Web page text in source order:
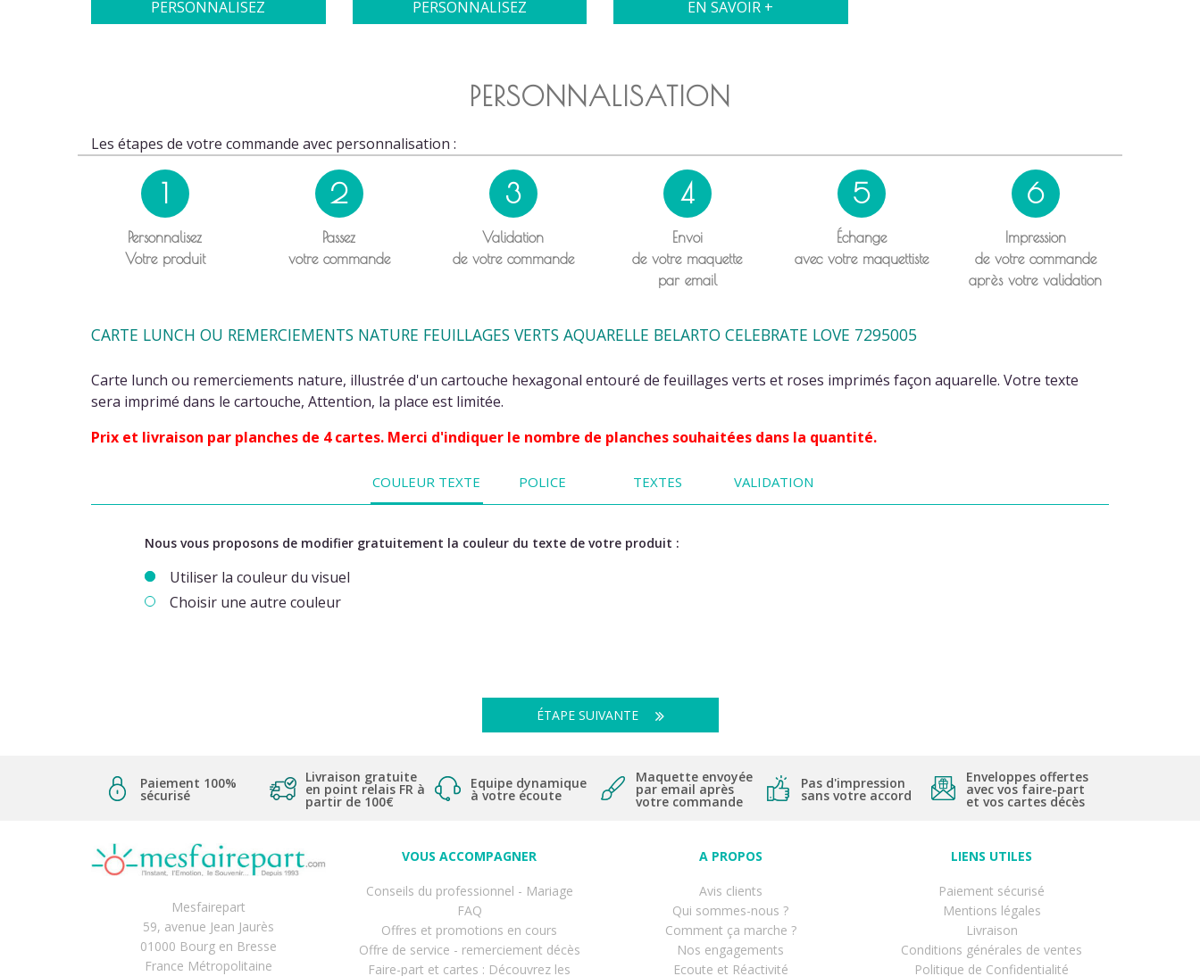
PERSONNALISEZ PERSONNALISEZ EN SAVOIR +
PERSONNALISATION
Les étapes de votre commande avec personnalisation :
1
Personnalisez
Votre produit
2
Passez
votre commande
3
Validation
de votre commande
4
Envoi
de votre maquette
par email
5
Échange
avec votre maquettiste
6
Impression
de votre commande
après votre validation
CARTE LUNCH OU REMERCIEMENTS NATURE FEUILLAGES VERTS AQUARELLE BELARTO CELEBRATE LOVE 7295005
Carte lunch ou remerciements nature, illustrée d'un cartouche hexagonal entouré de feuillages verts et roses imprimés façon aquarelle. Votre texte
sera imprimé dans le cartouche, Attention, la place est limitée.
Prix et livraison par planches de 4 cartes. Merci d'indiquer le nombre de planches souhaitées dans la quantité.
COULEUR TEXTE POLICE TEXTES VALIDATION
Nous vous proposons de modifier gratuitement la couleur du texte de votre produit :
Utiliser la couleur du visuel
Choisir une autre couleur
ÉTAPE SUIVANTE
Paiement 100%
sécurisé
Livraison gratuite
en point relais FR à
partir de 100€
Equipe dynamique
à votre écoute
Maquette envoyée
par email après
votre commande
Pas d'impression
sans votre accord
Enveloppes offertes
avec vos faire-part
et vos cartes décès
Mesfairepart
59, avenue Jean Jaurès
01000 Bourg en Bresse
France Métropolitaine
VOUS ACCOMPAGNER
Conseils du professionnel - Mariage
FAQ
Offres et promotions en cours
Offre de service - remerciement décès
Faire-part et cartes : Découvrez les
A PROPOS
Avis clients
Qui sommes-nous ?
Comment ça marche ?
Nos engagements
Ecoute et Réactivité
LIENS UTILES
Paiement sécurisé
Mentions légales
Livraison
Conditions générales de ventes
Politique de Confidentialité